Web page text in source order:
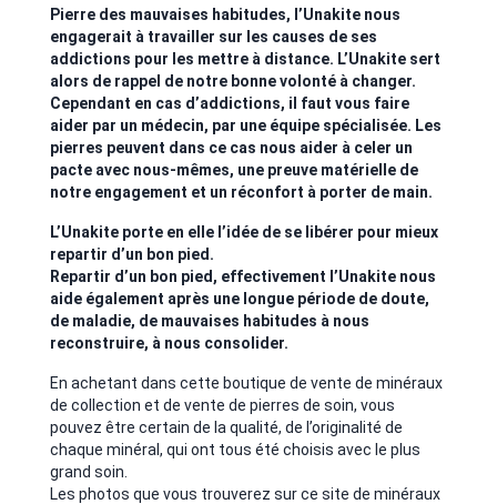
Pierre des mauvaises habitudes, l’Unakite nous
engagerait à travailler sur les causes de ses
addictions pour les mettre à distance. L’Unakite sert
alors de rappel de notre bonne volonté à changer.
Cependant en cas d’addictions, il faut vous faire
aider par un médecin, par une équipe spécialisée. Les
pierres peuvent dans ce cas nous aider à celer un
pacte avec nous-mêmes, une preuve matérielle de
notre engagement et un réconfort à porter de main.
L’Unakite porte en elle l’idée de se libérer pour mieux
repartir d’un bon pied.
Repartir d’un bon pied, effectivement l’Unakite nous
aide également après une longue période de doute,
de maladie, de mauvaises habitudes à nous
reconstruire, à nous consolider.
En achetant dans cette boutique de vente de minéraux
de collection et de vente de pierres de soin, vous
pouvez être certain de la qualité, de l’originalité de
chaque minéral, qui ont tous été choisis avec le plus
grand soin.
Les photos que vous trouverez sur ce site de minéraux